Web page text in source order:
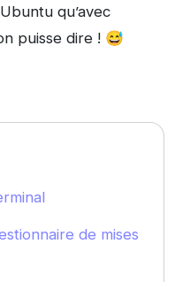
qu’avec
puisse dire ! 😅
de mises